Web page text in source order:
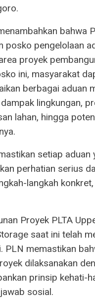
bahwa
posko pengelolaan
proyek
ini, masyarakat
berbagai aduan
lingkungan,
lahan, hingga
setiap aduan
perhatian serius
langkah
Proyek PLTA
saat ini telah
PLN memastikan
dilaksanakan
prinsip kehati-
sosial.